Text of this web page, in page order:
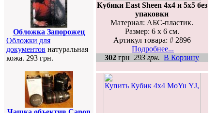
Обложка Запорожец
Обложки для
документов натуральная
кожа. 293 грн.
Кубики East Sheen 4х4 и 5х5 без
упаковки
Материал: АБС-пластик.
Размер: 6 х 6 см.
Артикул товара: # 2896
Подробнее...
302 грн 293 грн. В Корзину